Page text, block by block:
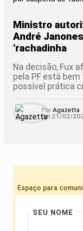
Ministro
André
‘rachadinha
Na decisão, Fux
pela PF está bem
possível prática
PorAgazetta
Em 21/02/
Espaço para
SEU NOME